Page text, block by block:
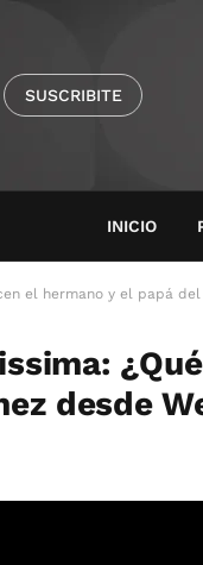
SUSCRIBITE
INICIO
el hermano y el papá
desde